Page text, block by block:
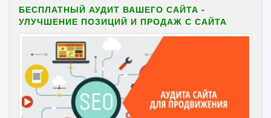
БЕСПЛАТНЫЙ АУДИТ ВАШЕГО САЙТА -
УЛУЧШЕНИЕ ПОЗИЦИЙ И ПРОДАЖ С САЙТА